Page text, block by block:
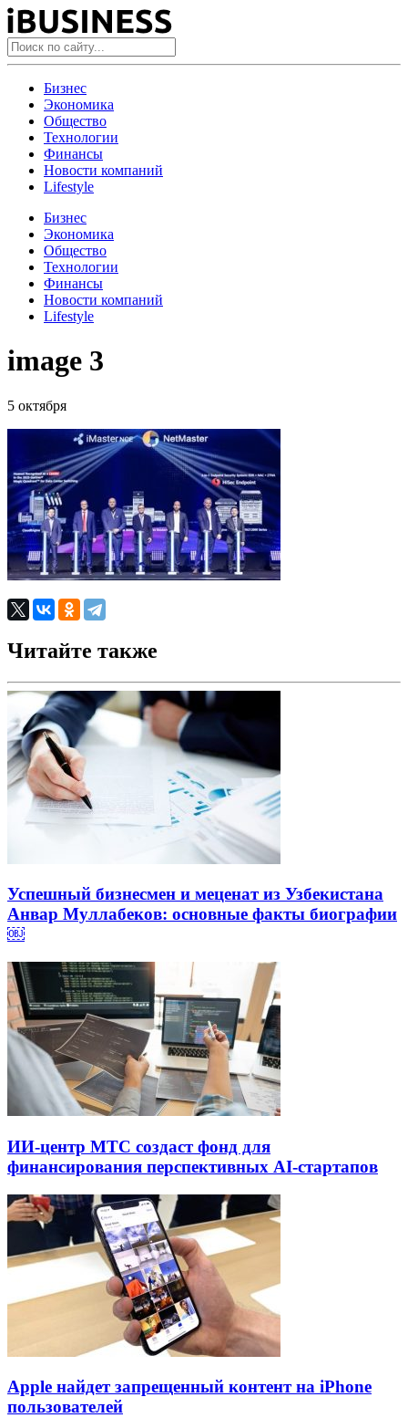
Бизнес
Экономика
Общество
Технологии
Финансы
Новости компаний
Lifestyle
Бизнес
Экономика
Общество
Технологии
Финансы
Новости компаний
Lifestyle
image 3
5 октября
Читайте также
Успешный бизнесмен и меценат из Узбекистана
Анвар Муллабеков: основные факты биографии
￼
ИИ-центр МТС создаст фонд для
финансирования перспективных AI-стартапов
Apple найдет запрещенный контент на iPhone
пользователей